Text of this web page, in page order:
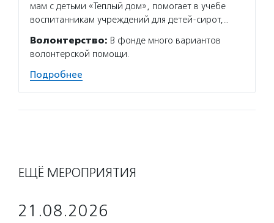
мам с детьми «Теплый дом», помогает в учебе
воспитанникам учреждений для детей-сирот,…
Волонтерство: В фонде много вариантов
волонтерской помощи.
Подробнее
ЕЩЁ МЕРОПРИЯТИЯ
21.08.2026